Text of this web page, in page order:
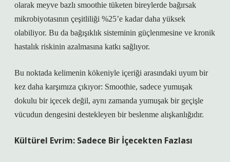
olarak meyve bazlı smoothie tüketen bireylerde bağırsak
mikrobiyotasının çeşitliliği %25’e kadar daha yüksek
olabiliyor. Bu da bağışıklık sisteminin güçlenmesine ve kronik
hastalık riskinin azalmasına katkı sağlıyor.
Bu noktada kelimenin kökeniyle içeriği arasındaki uyum bir
kez daha karşımıza çıkıyor: Smoothie, sadece yumuşak
dokulu bir içecek değil, aynı zamanda yumuşak bir geçişle
vücudun dengesini destekleyen bir beslenme alışkanlığıdır.
Kültürel Evrim: Sadece Bir İçecekten Fazlası